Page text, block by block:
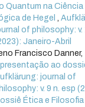
Quantum na Ciência
de Hegel,
of philosophy: v.
Janeiro-Abril
Francisco Danner,
ao
journal of
v. 9 n. esp
Ética e